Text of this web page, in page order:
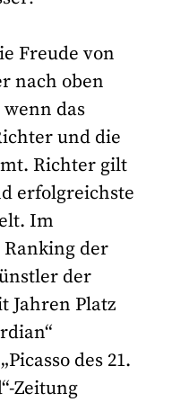
Freude von
nach oben
wenn das
und die
Richter gilt
erfolgreichste
Im
Ranking der
der
Jahren Platz
des 21.
Zeitung